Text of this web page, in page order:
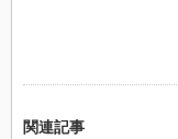
関連記事